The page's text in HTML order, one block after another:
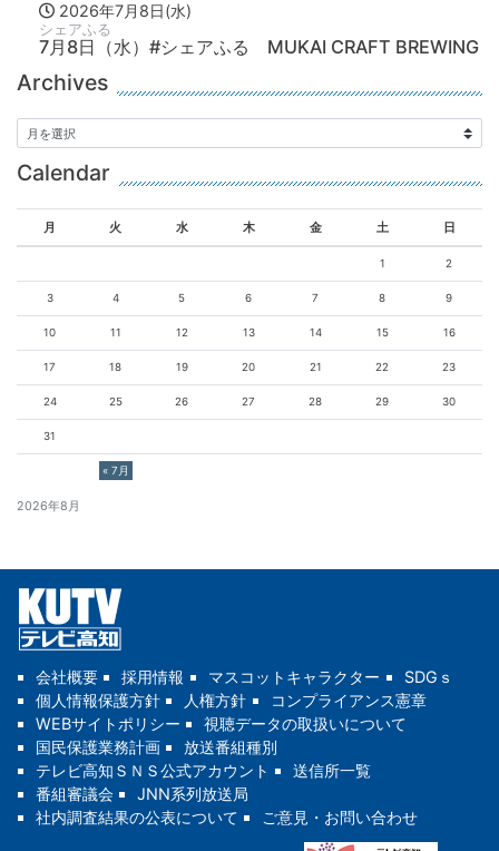
2026年7月8日(水)
シェアふる
7月8日（水）#シェアふる MUKAI CRAFT BREWING
Archives
Calendar
2026年8月
月 火 水 木 金 土 日
« 7月
1 2
3 4 5 6 7 8 9
10 11 12 13 14 15 16
17 18 19 20 21 22 23
24 25 26 27 28 29 30
31
会社概要 採用情報 マスコットキャラクター
SDGｓ
個人情報保護方針
人権方針
コンプライアンス憲章
WEBサイトポリシー
視聴データの取扱いについて
国民保護業務計画
放送番組種別
テレビ高知ＳＮＳ公式アカウント
送信所一覧
番組審議会
JNN系列放送局
社内調査結果の公表について
ご意見・お問い合わせ